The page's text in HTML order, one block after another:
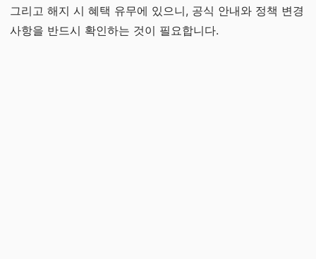
그리고 해지 시 혜택 유무에 있으니, 공식 안내와 정책 변경
사항을 반드시 확인하는 것이 필요합니다.